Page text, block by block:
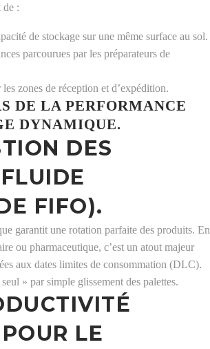
de :
de stockage sur une même surface au sol.
parcourues par les préparateurs de
zones de réception et d’expédition.
DE LA PERFORMANCE
DYNAMIQUE.
DES
FIFO).
garantit une rotation parfaite des produits. En
ou pharmaceutique, c’est un atout majeur
aux dates limites de consommation (DLC).
» par simple glissement des palettes.
LE